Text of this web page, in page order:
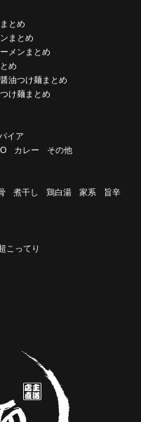
とめ
まとめ
メンまとめ
め
油つけ麺まとめ
け麺まとめ
イア
カレー その他
煮干し 鶏白湯 家系
旨辛
こってり